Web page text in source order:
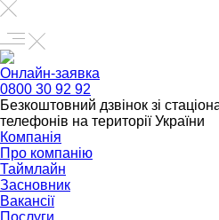
Онлайн-заявка
0800 30 92 92
Безкоштовний дзвінок зі
телефонів на території України
Компанія
Про компанію
Таймлайн
Засновник
Вакансії